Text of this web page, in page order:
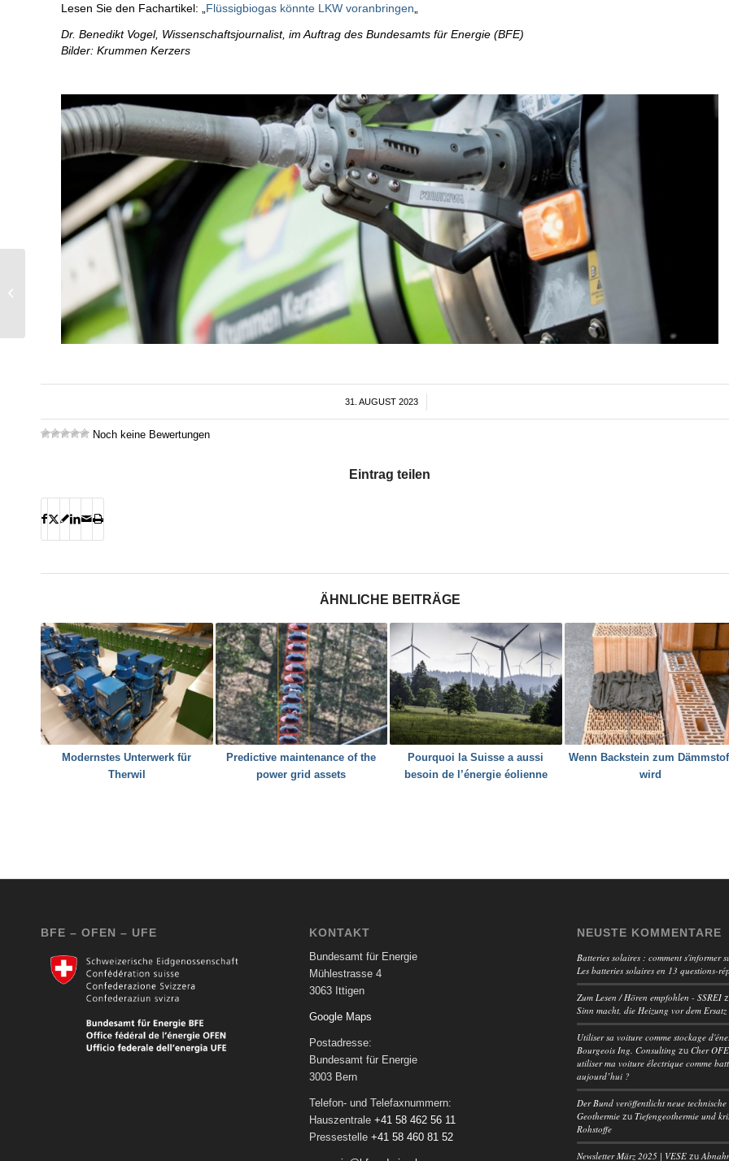
Lesen Sie den Fachartikel: „Flüssigbiogas könnte LKW voranbringen„
Dr. Benedikt Vogel, Wissenschaftsjournalist, im Auftrag des Bundesamts für Energie (BFE)
Bilder: Krummen Kerzers
31. AUGUST 2023
/
Noch keine Bewertungen
Eintrag teilen
ÄHNLICHE BEITRÄGE
Modernstes Unterwerk für
Therwil
Predictive maintenance of the
power grid assets
Pourquoi la Suisse a aussi
besoin de l’énergie éolienne
Wenn Backstein zum
wird
BFE – OFEN – UFE KONTAKT
Bundesamt für Energie
Mühlestrasse 4
3063 Ittigen
Google Maps
Postadresse:
Bundesamt für Energie
3003 Bern
Telefon- und Telefaxnummern:
Hauszentrale +41 58 462 56 11
Pressestelle +41 58 460 81 52
NEUSTE KOMMENTARE
Batteries solaires : comment s'informer
Les batteries solaires en 13 questions-
Zum Lesen / Hören empfohlen - SSREI
Sinn macht, die Heizung vor dem
Utiliser sa voiture comme stockage
Bourgeois Ing. Consulting zuCher
utiliser ma voiture électrique comme
aujourd’hui ?
Der Bund veröffentlicht neue
Geothermie zuTiefengeothermie und
Rohstoffe
Newsletter März 2025 | VESE zu
Wärmepumpen-Markt
beruhigt sich